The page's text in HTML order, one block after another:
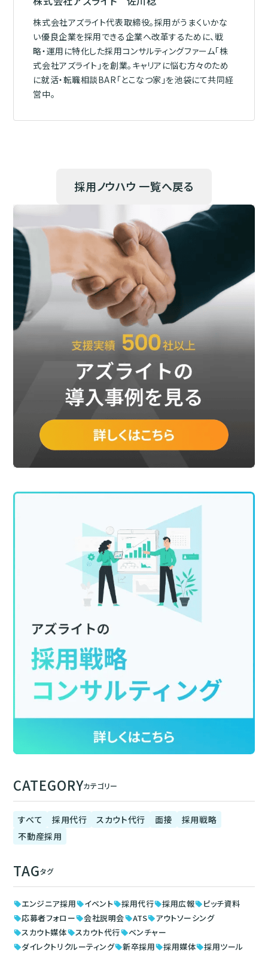
株式会社アズライト代表取締役。採用がうまくいかな
い優良企業を採用できる企業へ改革するために、戦
略・運用に特化した採用コンサルティングファーム「株
式会社アズライト」を創業。キャリアに悩む方々のため
に就活・転職相談BAR「とこなつ家」を池袋にて共同経
営中。
採用ノウハウ 一覧へ戻る
CATEGORYカテゴリー
すべて 採用代行 スカウト代行 面接
採用戦略
不動産採用
TAGタグ
sellエンジニア採用sellイベントsell採用代行sell採用広報sellピッチ資料
sell応募者フォローsell会社説明会sellATSsellアウトソーシング
sellスカウト媒体sellスカウト代行sellベンチャー
sellダイレクトリクルーティングsell新卒採用sell採用媒体sell採用ツール